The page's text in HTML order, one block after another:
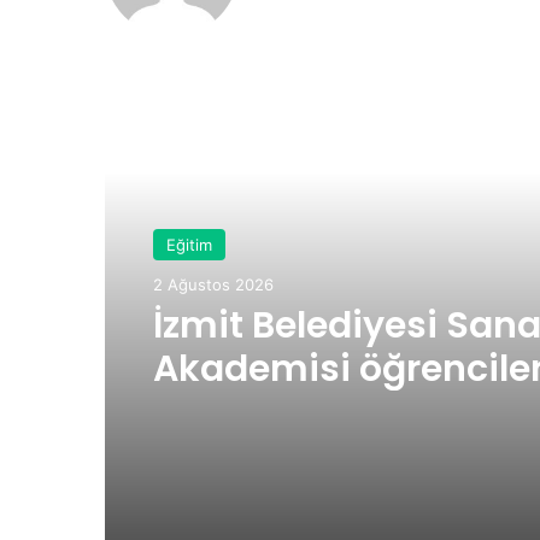
Eğitim
2 Ağustos 2026
İzmit Belediyesi
Akademisi